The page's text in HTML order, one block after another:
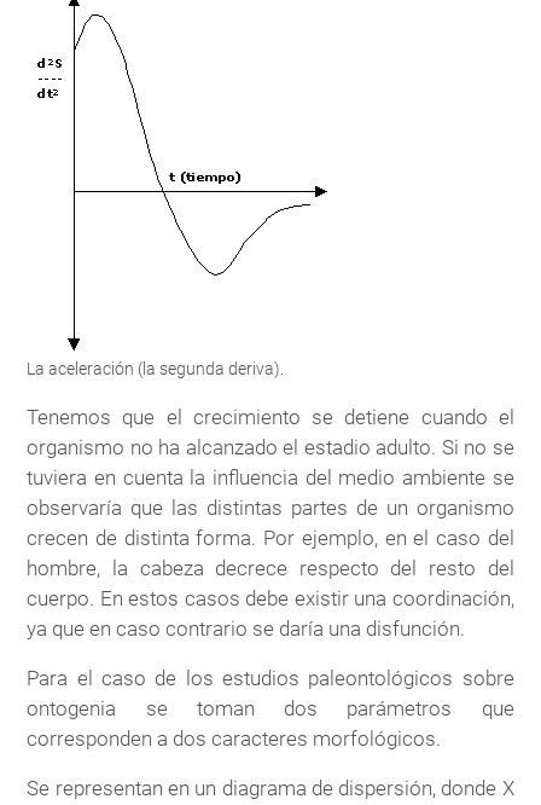
La aceleración (la segunda deriva).
Tenemos que el crecimiento se detiene cuando el
organismo no ha alcanzado el estadio adulto. Si no se
tuviera en cuenta la influencia del medio ambiente se
observaría que las distintas partes de un organismo
crecen de distinta forma. Por ejemplo, en el caso del
hombre, la cabeza decrece respecto del resto del
cuerpo. En estos casos debe existir una coordinación,
ya que en caso contrario se daría una disfunción.
Para el caso de los estudios paleontológicos sobre
ontogenia se toman dos parámetros que
corresponden a dos caracteres morfológicos.
Se representan en un diagrama de dispersión, donde X